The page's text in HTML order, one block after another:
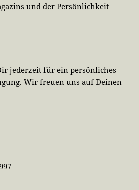
und der Persönlichkeit
jederzeit für ein persönliches
Wir freuen uns auf Deinen